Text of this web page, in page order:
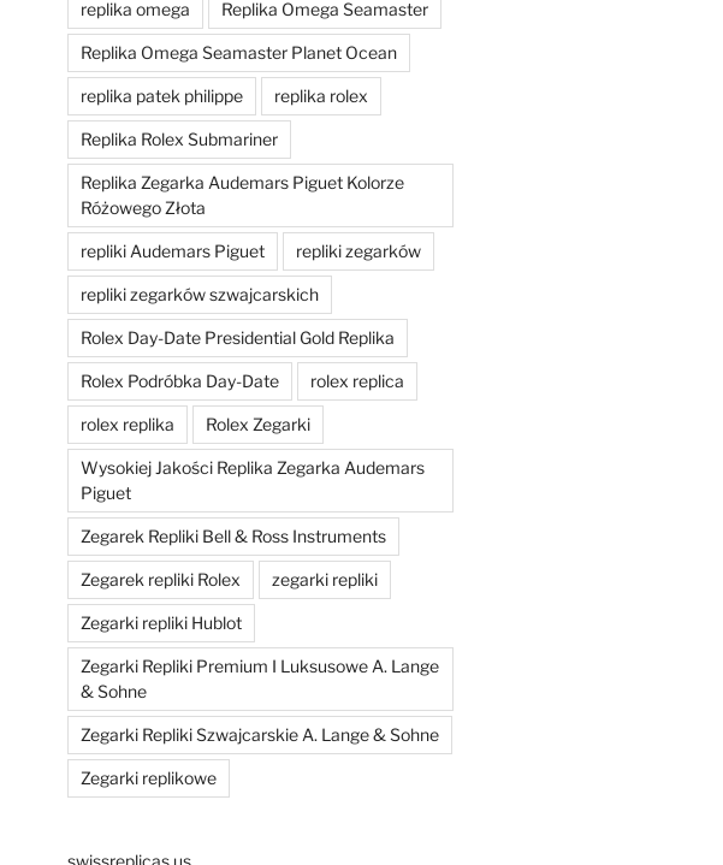
replika omega Replika Omega Seamaster
Replika Omega Seamaster Planet Ocean
replika patek philippe replika rolex
Replika Rolex Submariner
Replika Zegarka Audemars Piguet Kolorze
Różowego Złota
repliki Audemars Piguet repliki zegarków
repliki zegarków szwajcarskich
Rolex Day-Date Presidential Gold Replika
Rolex Podróbka Day-Date rolex replica
rolex replika Rolex Zegarki
Wysokiej Jakości Replika Zegarka Audemars
Piguet
Zegarek Repliki Bell & Ross Instruments
Zegarek repliki Rolex zegarki repliki
Zegarki repliki Hublot
Zegarki Repliki Premium I Luksusowe A. Lange
& Sohne
Zegarki Repliki Szwajcarskie A. Lange & Sohne
Zegarki replikowe
swissreplicas.us